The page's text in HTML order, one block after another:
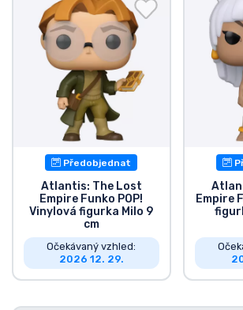
Předobjednat
Atlantis: The Lost
Empire Funko POP!
Vinylová figurka Milo 9
cm
Očekávaný vzhled:
2026 12. 29.
Empire
Předobjednat
Outlet produkty
Doprava a platba
Seriálové věci
Filmové věci
Úžasné věci
Anime věci